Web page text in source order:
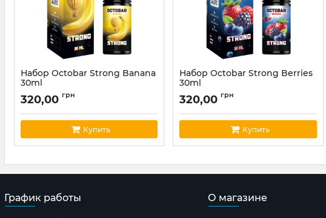
Набор Octobar Strong Banana
30ml
Артикул:octobar119
320,00 грн
Купить
Набор Octobar Strong Berries
30ml
Артикул:octobar120
320,00 грн
Купить
График работы О магазине